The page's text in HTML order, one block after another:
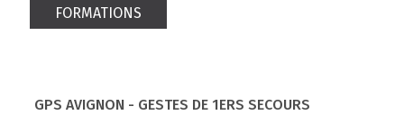
FORMATIONS
GPS AVIGNON - GESTES DE 1ERS SECOURS